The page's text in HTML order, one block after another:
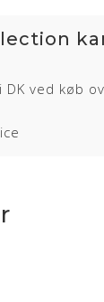
DK ved køb